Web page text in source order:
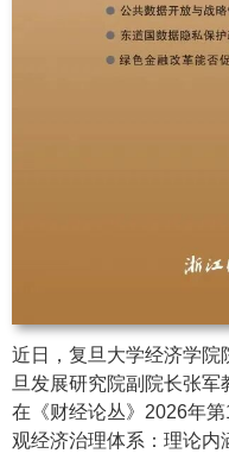
近日，复旦大学经济学院
旦发展研究院副院长张
在《财经论丛》2026年
观经济治理体系：理论内